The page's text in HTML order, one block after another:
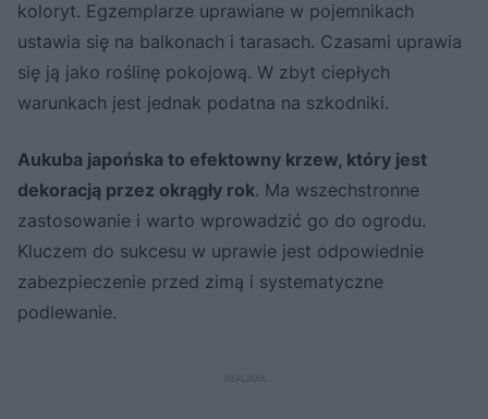
koloryt. Egzemplarze uprawiane w pojemnikach
ustawia się na balkonach i tarasach. Czasami uprawia
się ją jako roślinę pokojową. W zbyt ciepłych
warunkach jest jednak podatna na szkodniki.
Aukuba japońska to efektowny krzew, który jest
dekoracją przez okrągły rok. Ma wszechstronne
zastosowanie i warto wprowadzić go do ogrodu.
Kluczem do sukcesu w uprawie jest odpowiednie
zabezpieczenie przed zimą i systematyczne
podlewanie.